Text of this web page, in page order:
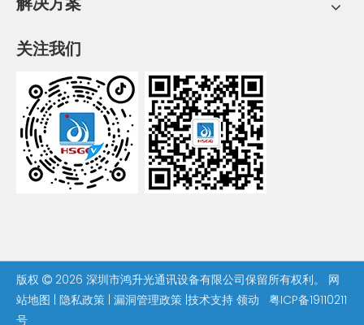
关注我们
版权  2026 深圳市鸿升光通讯设备有限公司保留所有权利。 网
站地图 隐私政策 漏洞管理政策 |技术支持 领动
粤ICP备19110211
号